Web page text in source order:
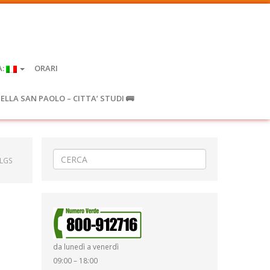
ORARI
SAN PAOLO – CITTA’ STUDI 🚌
da lunedì a venerdì
09:00 – 18:00